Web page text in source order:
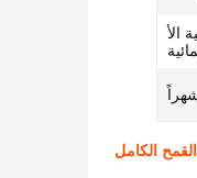
الأ